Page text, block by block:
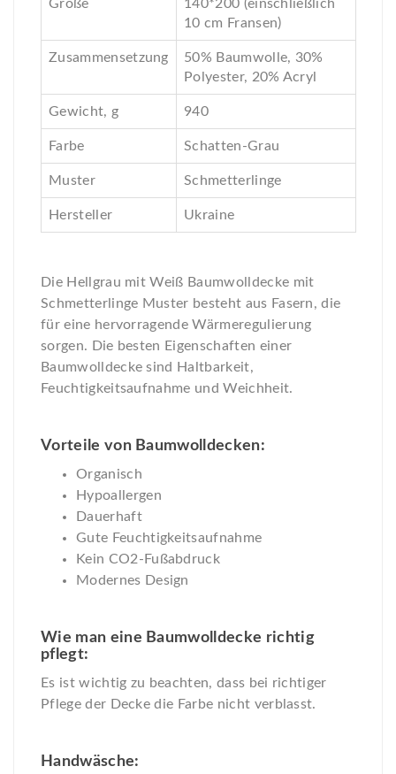
Größe
140*200 (einschließlich
10 cm Fransen)
Zusammensetzung
50% Baumwolle, 30%
Polyester, 20% Acryl
Gewicht, g 940
Farbe Schatten-Grau
Muster Schmetterlinge
Hersteller Ukraine
Die Hellgrau mit Weiß Baumwolldecke mit
Schmetterlinge Muster besteht aus Fasern, die
für eine hervorragende Wärmeregulierung
sorgen. Die besten Eigenschaften einer
Baumwolldecke sind Haltbarkeit,
Feuchtigkeitsaufnahme und Weichheit.
Vorteile von Baumwolldecken:
Organisch
Hypoallergen
Dauerhaft
Gute Feuchtigkeitsaufnahme
Kein CO2-Fußabdruck
Modernes Design
Wie man eine Baumwolldecke richtig
pflegt:
Es ist wichtig zu beachten, dass bei richtiger
Pflege der Decke die Farbe nicht verblasst.
Handwäsche: